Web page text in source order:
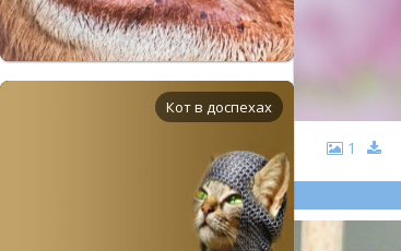
Кот в доспехах
1